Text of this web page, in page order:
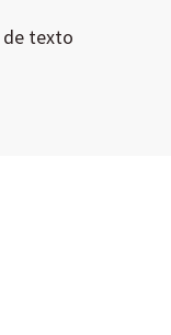
de texto